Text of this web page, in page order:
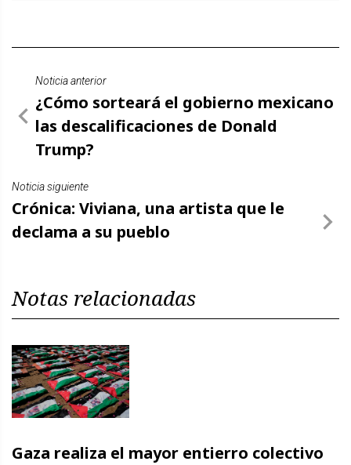
Noticia anterior
¿Cómo sorteará el gobierno mexicano
las descalificaciones de Donald
Trump?
Noticia siguiente
Crónica: Viviana, una artista que le
declama a su pueblo
Notas relacionadas
Gaza realiza el mayor entierro colectivo